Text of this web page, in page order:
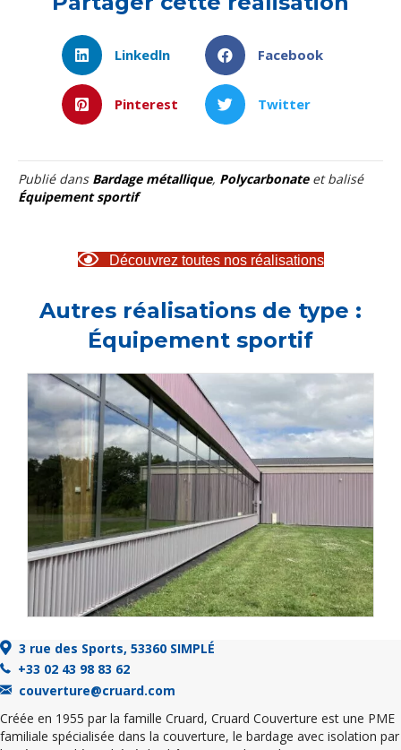
Linkedln Facebook
Pinterest Twitter
Publié dans Bardage métallique, Polycarbonateet balisé
Équipement sportif
Découvrez toutes nos réalisations
Autres réalisations de type :
Équipement sportif
3 rue des Sports, 53360 SIMPLÉ
+33 02 43 98 83 62
couverture@cruard.com
Créée en 1955 par la famille Cruard, Cruard Couverture est une PME
familiale spécialisée dans la couverture, le bardage avec isolation par